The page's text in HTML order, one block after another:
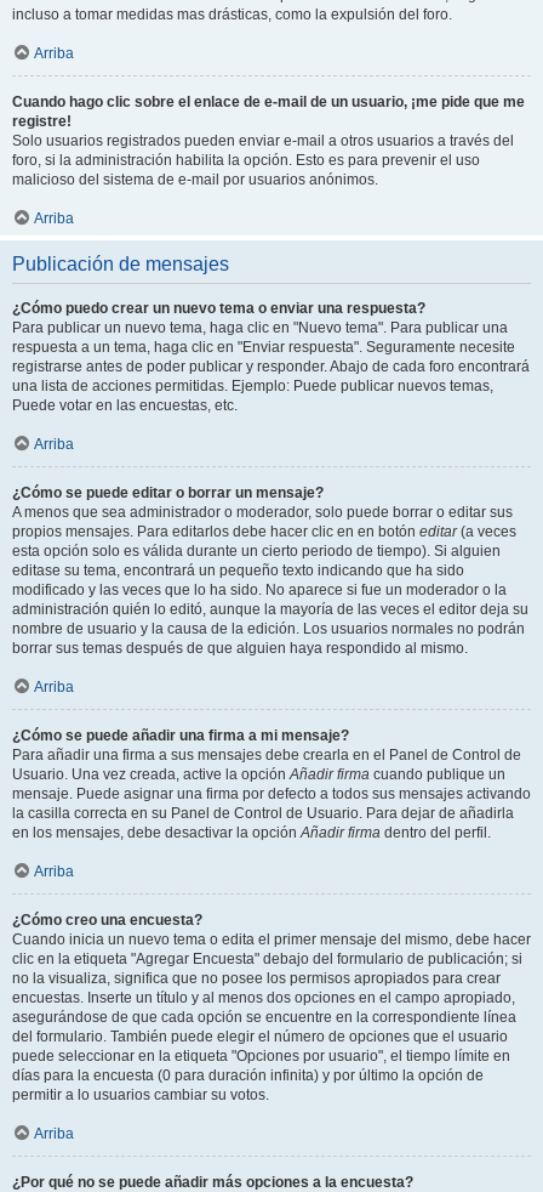
incluso a tomar medidas mas drásticas, como la expulsión del foro.
Arriba
Cuando hago clic sobre el enlace de e-mail de un usuario, ¡me pide que me
registre!
Solo usuarios registrados pueden enviar e-mail a otros usuarios a través del
foro, si la administración habilita la opción. Esto es para prevenir el uso
malicioso del sistema de e-mail por usuarios anónimos.
Arriba
Publicación de mensajes
¿Cómo puedo crear un nuevo tema o enviar una respuesta?
Para publicar un nuevo tema, haga clic en "Nuevo tema". Para publicar una
respuesta a un tema, haga clic en "Enviar respuesta". Seguramente necesite
registrarse antes de poder publicar y responder. Abajo de cada foro encontrará
una lista de acciones permitidas. Ejemplo: Puede publicar nuevos temas,
Puede votar en las encuestas, etc.
Arriba
¿Cómo se puede editar o borrar un mensaje?
A menos que sea administrador o moderador, solo puede borrar o editar sus
propios mensajes. Para editarlos debe hacer clic en en botón editar(a veces
esta opción solo es válida durante un cierto periodo de tiempo). Si alguien
editase su tema, encontrará un pequeño texto indicando que ha sido
modificado y las veces que lo ha sido. No aparece si fue un moderador o la
administración quién lo editó, aunque la mayoría de las veces el editor deja su
nombre de usuario y la causa de la edición. Los usuarios normales no podrán
borrar sus temas después de que alguien haya respondido al mismo.
Arriba
¿Cómo se puede añadir una firma a mi mensaje?
Para añadir una firma a sus mensajes debe crearla en el Panel de Control de
Usuario. Una vez creada, active la opciónAñadir firma cuando publique un
mensaje. Puede asignar una firma por defecto a todos sus mensajes activando
la casilla correcta en su Panel de Control de Usuario. Para dejar de añadirla
en los mensajes, debe desactivar la opciónAñadir firma dentro del perfil.
Arriba
¿Cómo creo una encuesta?
Cuando inicia un nuevo tema o edita el primer mensaje del mismo, debe hacer
clic en la etiqueta "Agregar Encuesta" debajo del formulario de publicación; si
no la visualiza, significa que no posee los permisos apropiados para crear
encuestas. Inserte un título y al menos dos opciones en el campo apropiado,
asegurándose de que cada opción se encuentre en la correspondiente línea
del formulario. También puede elegir el número de opciones que el usuario
puede seleccionar en la etiqueta "Opciones por usuario", el tiempo límite en
días para la encuesta (0 para duración infinita) y por último la opción de
permitir a lo usuarios cambiar su votos.
Arriba
¿Por qué no se puede añadir más opciones a la encuesta?